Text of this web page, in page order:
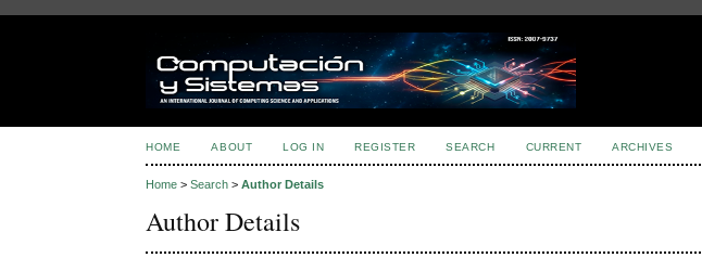
HOME ABOUT LOG IN REGISTER SEARCH CURRENT ARCHIVES
Home >Search >Author Details
Author Details